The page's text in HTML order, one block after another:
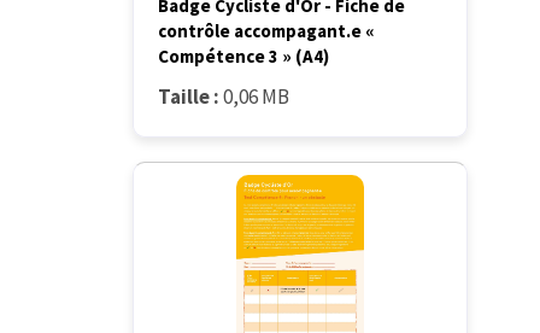
Badge Cycliste d'Or - Fiche de
contrôle accompagant.e «
Compétence 3 » (A4)
Taille :0,06 MB